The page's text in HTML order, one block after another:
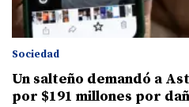
Sociedad
Un salteño demandó a
por $191 millones por